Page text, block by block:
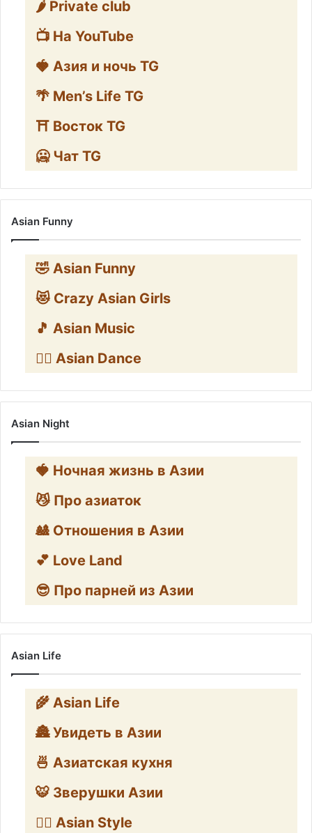
🌶️ Private club
📺 На YouTube
🍓 Азия и ночь TG
🌴 Men’s Life TG
⛩️ Восток TG
🥶 Чат TG
Asian Funny
🤣 Asian Funny
😻 Crazy Asian Girls
🎵 Asian Music
👯‍♀️ Asian Dance
Asian Night
🍓 Ночная жизнь в Азии
😼 Про азиаток
🎎 Отношения в Азии
💕 Love Land
😎 Про парней из Азии
Asian Life
🌾 Asian Life
🏯 Увидеть в Азии
🍜 Азиатская кухня
🐯 Зверушки Азии
🧛‍♂️ Asian Style